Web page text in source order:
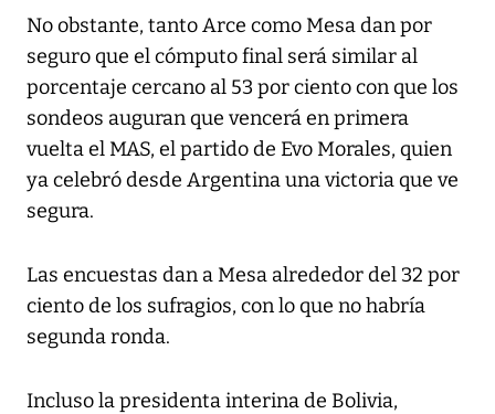
No obstante, tanto Arce como Mesa dan por
seguro que el cómputo final será similar al
porcentaje cercano al 53 por ciento con que los
sondeos auguran que vencerá en primera
vuelta el MAS, el partido de Evo Morales, quien
ya celebró desde Argentina una victoria que ve
segura.
Las encuestas dan a Mesa alrededor del 32 por
ciento de los sufragios, con lo que no habría
segunda ronda.
Incluso la presidenta interina de Bolivia,